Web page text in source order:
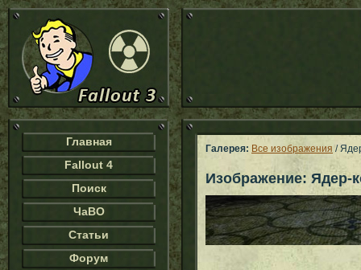
Главная
Fallout 4
Поиск
ЧаВО
Статьи
Форум
Галерея: Все изображения /
Изображение: Ядер-